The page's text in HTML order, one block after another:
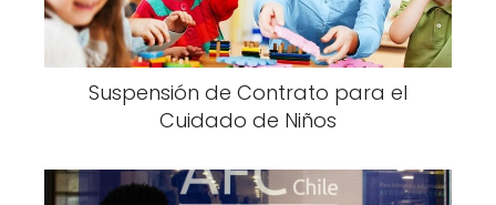
Suspensión de Contrato para el
Cuidado de Niños